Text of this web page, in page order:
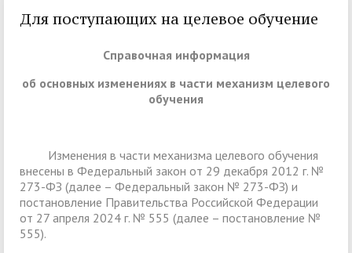
Для поступающих на целевое обучение
Справочная информация
об основных изменениях в части механизм целевого
обучения
Изменения в части механизма целевого обучения
внесены в Федеральный закон от 29 декабря 2012 г. №
273-ФЗ (далее – Федеральный закон № 273-ФЗ) и
постановление Правительства Российской Федерации
от 27 апреля 2024 г. № 555 (далее – постановление №
555).